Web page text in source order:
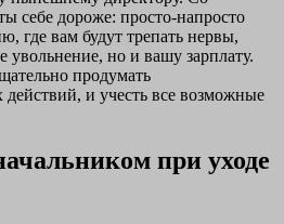
себе дороже: просто-напросто
где вам будут трепать нервы,
увольнение, но и вашу зарплату.
продумать
действий, и учесть все возможные
при уходе